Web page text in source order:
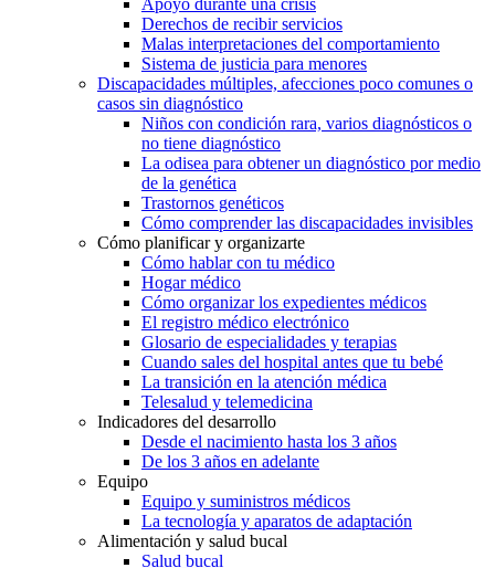
Derechos de recibir servicios
Malas interpretaciones del comportamiento
Sistema de justicia para menores
Discapacidades múltiples, afecciones poco comunes o
casos sin diagnóstico
Niños con condición rara, varios diagnósticos o
no tiene diagnóstico
La odisea para obtener un diagnóstico por medio
de la genética
Trastornos genéticos
Cómo comprender las discapacidades invisibles
Cómo planificar y organizarte
Cómo hablar con tu médico
Hogar médico
Cómo organizar los expedientes médicos
El registro médico electrónico
Glosario de especialidades y terapias
Cuando sales del hospital antes que tu bebé
La transición en la atención médica
Telesalud y telemedicina
Indicadores del desarrollo
Desde el nacimiento hasta los 3 años
De los 3 años en adelante
Equipo
Equipo y suministros médicos
La tecnología y aparatos de adaptación
Alimentación y salud bucal
Salud bucal